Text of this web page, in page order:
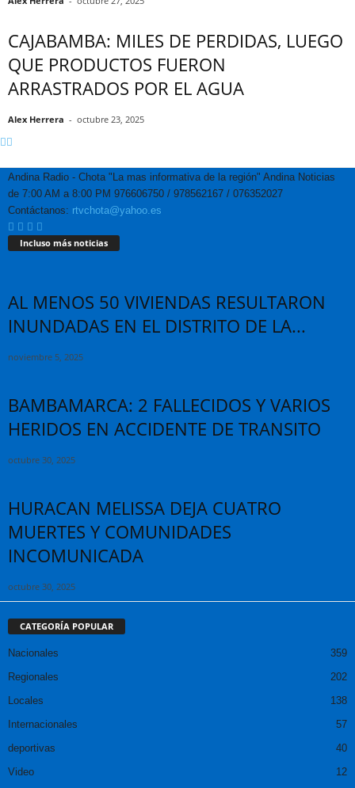
CAJABAMBA: MILES DE PERDIDAS, LUEGO
QUE PRODUCTOS FUERON
ARRASTRADOS POR EL AGUA
Alex Herrera - octubre 23, 2025
Andina Radio - Chota "La mas informativa de la región" Andina Noticias
de 7:00 AM a 8:00 PM 976606750 / 978562167 / 076352027
Contáctanos: rtvchota@yahoo.es
Incluso más noticias
AL MENOS 50 VIVIENDAS RESULTARON
INUNDADAS EN EL DISTRITO DE LA...
noviembre 5, 2025
BAMBAMARCA: 2 FALLECIDOS Y VARIOS
HERIDOS EN ACCIDENTE DE TRANSITO
octubre 30, 2025
HURACAN MELISSA DEJA CUATRO
MUERTES Y COMUNIDADES
INCOMUNICADA
octubre 30, 2025
CATEGORÍA POPULAR
Nacionales
359
Regionales
202
Locales
138
Internacionales
57
deportivas
40
Video
12